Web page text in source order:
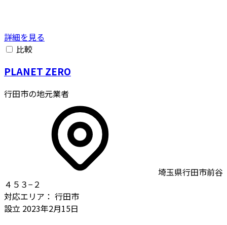
詳細を見る
比較
PLANET ZERO
行田市の地元業者
埼玉県行田市前谷
４５３−２
対応エリア： 行田市
設立 2023年2月15日